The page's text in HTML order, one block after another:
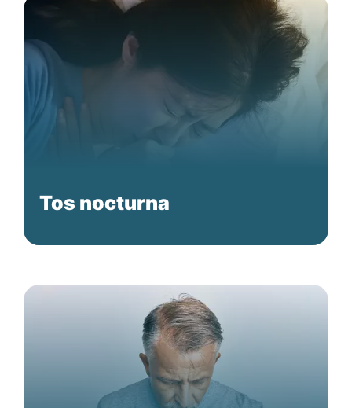
Tos nocturna